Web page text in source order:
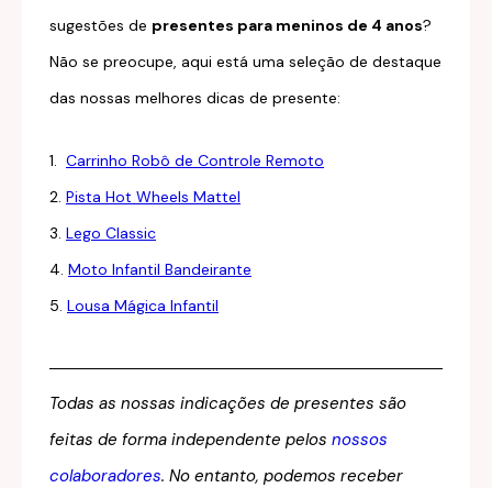
sugestões de presentes para meninos de 4 anos?
Não se preocupe, aqui está uma seleção de destaque
das nossas melhores dicas de presente:
1. Carrinho Robô de Controle Remoto
2. Pista Hot Wheels Mattel
3. Lego Classic
4. Moto Infantil Bandeirante
5. Lousa Mágica Infantil
Todas as nossas indicações de presentes são
feitas de forma independente pelos nossos
colaboradores. No entanto, podemos receber